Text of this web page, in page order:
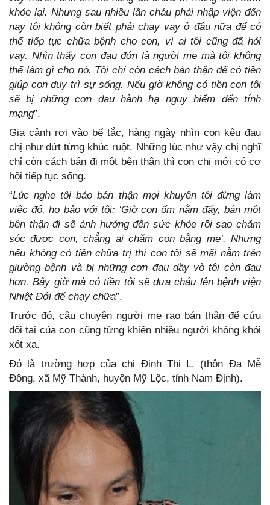
khỏe lại. Nhưng sau nhiều lần cháu phải nhập viện đến
nay tôi không còn biết phải chạy vạy ở đâu nữa để có
thể tiếp tục chữa bệnh cho con, vì ai tôi cũng đã hỏi
vay. Nhìn thấy con đau đớn là người mẹ mà tôi không
thể làm gì cho nó. Tôi chỉ còn cách bán thận để có tiền
giúp con duy trì sự sống. Nếu giờ không có tiền con tôi
sẽ bị những cơn đau hành hạ nguy hiểm đến tính
mạng”.
Gia cảnh rơi vào bế tắc, hàng ngày nhìn con kêu đau
chị như đứt từng khúc ruột. Những lúc như vậy chị nghĩ
chỉ còn cách bán đi một bên thận thì con chị mới có cơ
hội tiếp tục sống.
“Lúc nghe tôi bảo bán thận mọi khuyên tôi đừng làm
việc đó, họ bảo với tôi: ‘Giờ con ốm nằm đấy, bán một
bên thận đi sẽ ảnh hưởng đến sức khỏe rồi sao chăm
sóc được con, chẳng ai chăm con bằng mẹ’. Nhưng
nếu không có tiền chữa trị thì con tôi sẽ mãi nằm trên
giường bệnh và bị những cơn đau dầy vò tôi còn đau
hơn. Bây giờ mà có tiền tôi sẽ đưa cháu lên bệnh viện
Nhiệt Đới để chạy chữa”.
Trước đó, câu chuyện người mẹ rao bán thận để cứu
đôi tai của con cũng từng khiến nhiều người không khỏi
xót xa.
Đó là trường hợp của chị Đinh Thị L. (thôn Đa Mễ
Đông, xã Mỹ Thành, huyện Mỹ Lộc, tỉnh Nam Định).